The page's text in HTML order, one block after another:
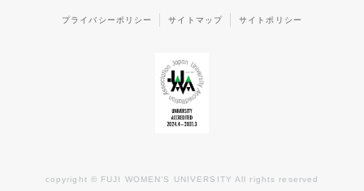
プライバシーポリシー サイトマップ サイトポリシー
copyright © FUJI WOMEN’S UNIVERSITY All rights reserved